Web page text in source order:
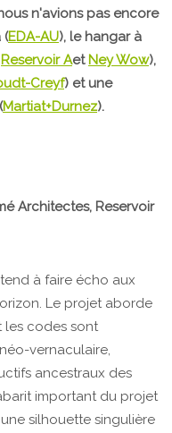
n'avions pas encore
(EDA-AU), le hangar à
Reservoir Aet Ney Wow),
Creyf) et une
Martiat+Durnez).
Architectes, Reservoir
à faire écho aux
Le projet aborde
les codes sont
vernaculaire,
ancestraux des
important du projet
silhouette singulière